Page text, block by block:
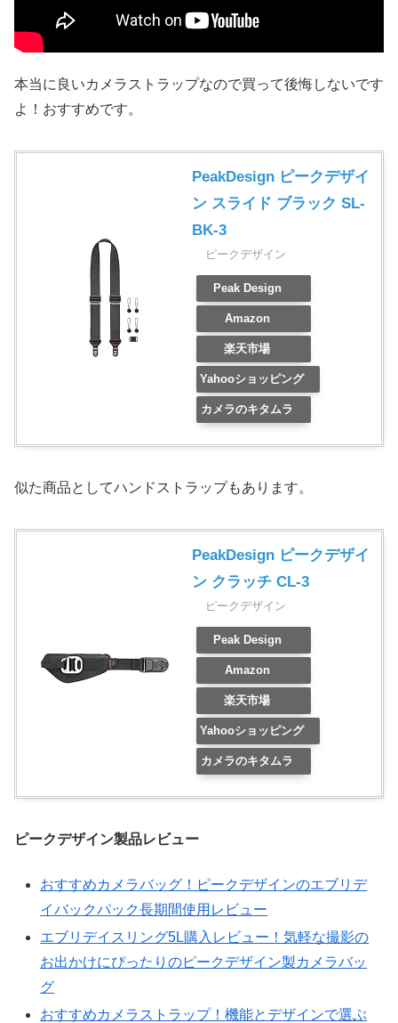
本当に良いカメラストラップなので買って後悔しないです
よ！おすすめです。
PeakDesign ピークデザイ
ン スライド ブラック SL-
BK-3
ピークデザイン
Peak Design
Amazon
楽天市場
Yahooショッピング
カメラのキタムラ
似た商品としてハンドストラップもあります。
PeakDesign ピークデザイ
ン クラッチ CL-3
ピークデザイン
Peak Design
Amazon
楽天市場
Yahooショッピング
カメラのキタムラ
ピークデザイン製品レビュー
おすすめカメラバッグ！ピークデザインのエブリデ
イバックパック長期間使用レビュー
エブリデイスリング5L購入レビュー！気軽な撮影の
お出かけにぴったりのピークデザイン製カメラバッ
グ
おすすめカメラストラップ！機能とデザインで選ぶ